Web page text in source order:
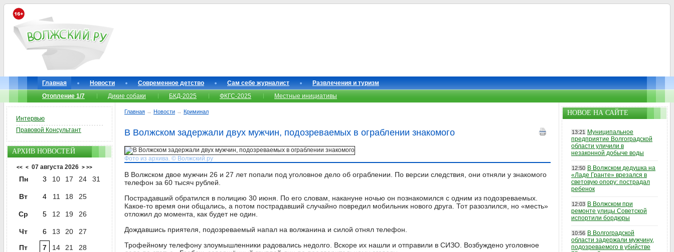
Главная Новости Современное детство Сам себе журналист
Развлечения и туризм
Отопление 1/7
Дикие собаки БКД-2025 ФКГС-2025 Местные инициативы
Главная → Новости → Криминал
В Волжском задержали двух мужчин, подозреваемых в ограблении знакомого
Фото из архива. © Волжский.ру
В Волжском двое мужчин 26 и 27 лет попали под уголовное дело об ограблении. По версии следствия, они отняли у знакомого
телефон за 60 тысяч рублей.
Пострадавший обратился в полицию 30 июня. По его словам, накануне ночью он познакомился с одним из подозреваемых.
Какое-то время они общались, а потом пострадавший случайно повредил мобильник нового друга. Тот разозлился, но «месть»
отложил до момента, как будет не один.
Дождавшись приятеля, подозреваемый напал на волжанина и силой отнял телефон.
Трофейному телефону злоумышленники радовались недолго. Вскоре их нашли и отправили в СИЗО. Возбуждено уголовное
Интервью
Правовой Консультант
АРХИВ НОВОСТЕЙ
<< < 07 августа 2026 > >>
Пн 3 10 17 24 31
Вт 4 11 18 25
Ср 5 12 19 26
Чт 6 13 20
27
Пт
7 14 21
28
НОВОЕ НА САЙТЕ
13:21
Муниципальное
предприятие Волгоградской
области уличили в
незаконной добыче воды
12:50 В Волжском дедушка на
«Ладе Гранте» врезался в
световую опору: пострадал
ребенок
12:03 В Волжском при
ремонте улицы Советской
испортили бордюры
10:56 В Волгоградской
области задержали мужчину,
подозреваемого в убийстве